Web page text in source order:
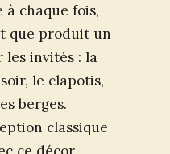
à chaque fois,
que produit un
les invités : la
le clapotis,
berges.
classique